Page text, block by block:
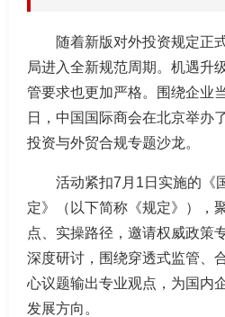
随着新版对外投资规定正
局进入全新规范周期。机遇升
管要求也更加严格。围绕企业
日，中国国际商会在北京举
投资与外贸合规专题沙龙。
活动紧扣7月1日实施的《
定》（以下简称《规定》），
点、实操路径，邀请权威政策
深度研讨，围绕穿透式监管、
心议题输出专业观点，为国内
发展方向。